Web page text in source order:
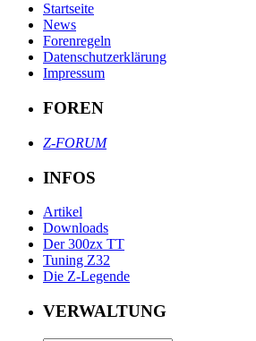
Startseite
News
Forenregeln
Datenschutzerklärung
Impressum
FOREN
Z-FORUM
INFOS
Artikel
Downloads
Der 300zx TT
Tuning Z32
Die Z-Legende
VERWALTUNG